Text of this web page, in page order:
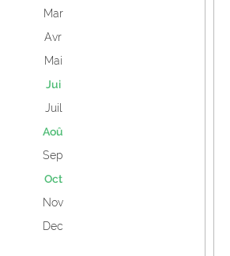
Mar
Avr
Mai
Jui
Juil
Aoû
Sep
Oct
Nov
Dec